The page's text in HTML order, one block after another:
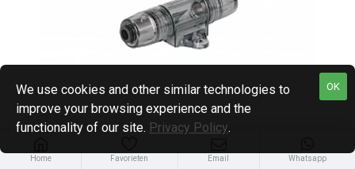
Home Favorieten Email Whatsapp
OK
We use cookies and other similar technologies to
improve your browsing experience and the
functionality of our site. Privacy Policy.